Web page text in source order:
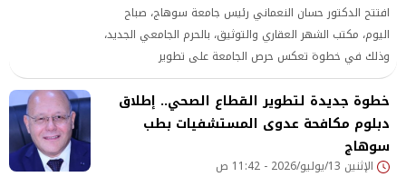
افتتح الدكتور حسان النعماني رئيس جامعة سوهاج، صباح
اليوم، مكتب الشهر العقاري والتوثيق، بالحرم الجامعي الجديد،
وذلك في خطوة تعكس حرص الجامعة على تطوير
خطوة جديدة لتطوير القطاع الصحي.. إطلاق
دبلوم مكافحة عدوى المستشفيات بطب
سوهاج
الإثنين 13/يوليو/2026 - 11:42 ص